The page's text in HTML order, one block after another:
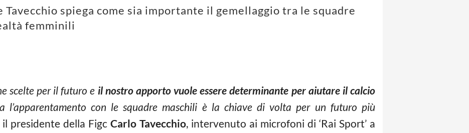
spiega come sia importante il gemellaggio tra le squadre
femminili
scelte per il futuro e il nostro apporto vuole essere determinante per aiutare il calcio
l’apparentamento con le squadre maschili è la chiave di volta per un futuro più
presidente della Figc Carlo Tavecchio, intervenuto ai microfoni di ‘Rai Sport’ a